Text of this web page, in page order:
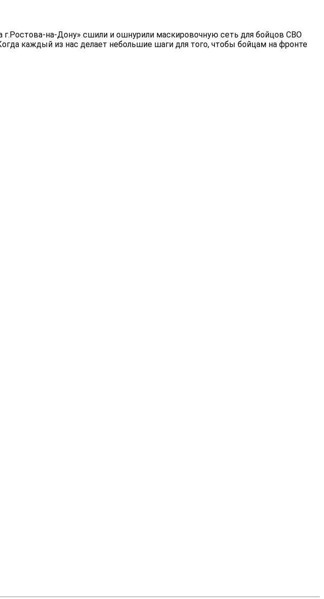
на-Дону» сшили и ошнурили маскировочную сеть для бойцов СВО
каждый из нас делает небольшие шаги для того, чтобы бойцам на фронте